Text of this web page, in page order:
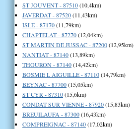
ST JOUVENT - 87510(10,4km)
JAVERDAT - 87520(11,43km)
ISLE - 87170(11,79km)
CHAPTELAT - 87270(12,04km)
ST MARTIN DE JUSSAC - 87200(12,95km)
NANTIAT - 87140(13,89km)
THOURON - 87140(14,42km)
BOSMIE L AIGUILLE - 87110(14,79km)
BEYNAC - 87700(15,05km)
ST CYR - 87310(15,6km)
CONDAT SUR VIENNE - 87920(15,83km)
BREUILAUFA - 87300(16,43km)
COMPREIGNAC - 87140(17,02km)